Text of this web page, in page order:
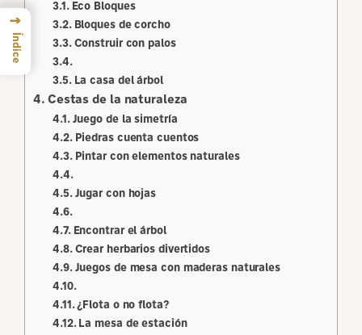
Eco Bloques
Bloques de corcho
Construir con palos
La casa del árbol
Cestas de la naturaleza
Juego de la simetría
Piedras cuenta cuentos
Pintar con elementos naturales
Jugar con hojas
Encontrar el árbol
Crear herbarios divertidos
Juegos de mesa con maderas naturales
¿Flota o no flota?
La mesa de estación
→
Índice